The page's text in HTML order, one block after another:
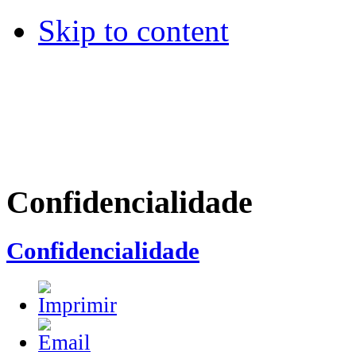
Skip to content
Confidencialidade
Confidencialidade